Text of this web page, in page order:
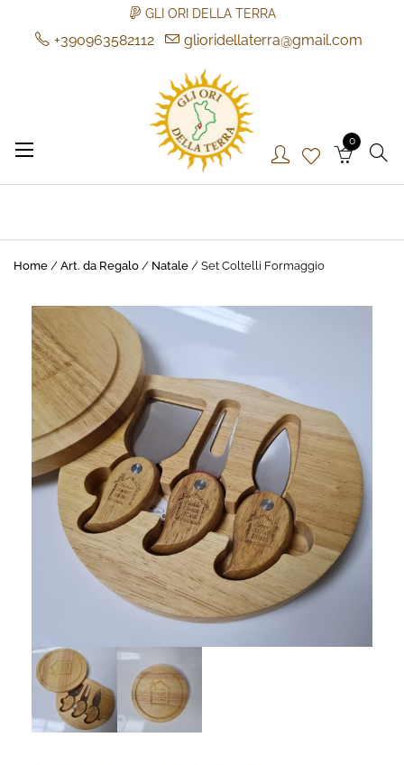
GLI ORI DELLA TERRA
+390963582112
glioridellaterra@gmail.com
Gli Ori della Terra
Gli Ori della Terra
0
Home / Art. da Regalo / Natale / Set Coltelli Formaggio